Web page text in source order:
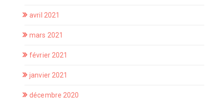
avril 2021
mars 2021
février 2021
janvier 2021
décembre 2020